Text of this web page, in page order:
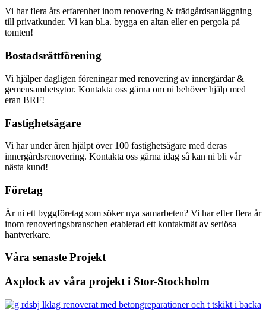
Vi har flera års erfarenhet inom renovering & trädgårdsanläggning
till privatkunder. Vi kan bl.a. bygga en altan eller en pergola på
tomten!
Bostadsrättförening
Vi hjälper dagligen föreningar med renovering av innergårdar &
gemensamhetsytor. Kontakta oss gärna om ni behöver hjälp med
eran BRF!
Fastighetsägare
Vi har under åren hjälpt över 100 fastighetsägare med deras
innergårdsrenovering. Kontakta oss gärna idag så kan ni bli vår
nästa kund!
Företag
Är ni ett byggföretag som söker nya samarbeten? Vi har efter flera år
inom renoveringsbranschen etablerad ett kontaktnät av seriösa
hantverkare.
Våra senaste Projekt
Axplock av våra projekt i Stor-Stockholm